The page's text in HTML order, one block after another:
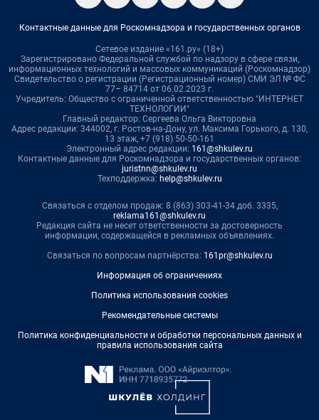
Контактные данные для Роскомнадзора и государственных органов
Сетевое издание «161.ру» (18+)
Зарегистрировано Федеральной службой по надзору в сфере связи,
информационных технологий и массовых коммуникаций (Роскомнадзор)
Свидетельство о регистрации (Регистрационный номер) СМИ ЭЛ № ФС
77– 84714 от 06.02.2023 г.
Учредитель: Общество с ограниченной ответственностью "ИНТЕРНЕТ
ТЕХНОЛОГИИ"
Главный редактор: Сергеева Ольга Викторовна
Адрес редакции: 344002, г. Ростов-на-Дону, ул. Максима Горького, д. 130,
13 этаж, +7 (918) 50-50-161
Электронный адрес редакции: 161@shkulev.ru
Контактные данные для Роскомнадзора и государственных органов:
juristnn@shkulev.ru
Техподдержка: help@shkulev.ru
Связаться с отделом продаж: 8 (863) 303-41-34 доб. 3335,
reklama161@shkulev.ru
Редакция сайта не несет ответственности за достоверность
информации, содержащейся в рекламных объявлениях.
Связаться по вопросам партнёрства: 161pr@shkulev.ru
Информация об ограничениях
Политика использования cookies
Рекомендательные системы
Политика конфиденциальности и обработки персональных данных и
правила использования сайта